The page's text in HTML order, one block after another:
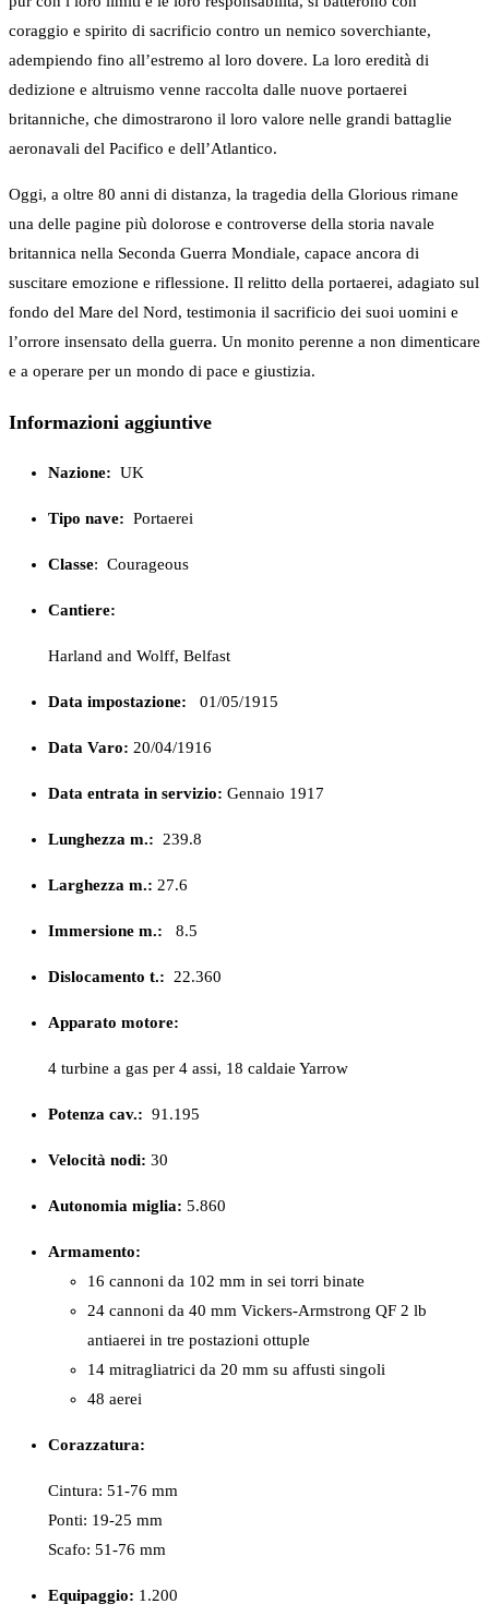
coraggio e spirito di sacrificio contro un nemico soverchiante,
adempiendo fino all’estremo al loro dovere. La loro eredità di
dedizione e altruismo venne raccolta dalle nuove portaerei
britanniche, che dimostrarono il loro valore nelle grandi battaglie
aeronavali del Pacifico e dell’Atlantico.
Oggi, a oltre 80 anni di distanza, la tragedia della Glorious rimane
una delle pagine più dolorose e controverse della storia navale
britannica nella Seconda Guerra Mondiale, capace ancora di
suscitare emozione e riflessione. Il relitto della portaerei, adagiato sul
fondo del Mare del Nord, testimonia il sacrificio dei suoi uomini e
l’orrore insensato della guerra. Un monito perenne a non dimenticare
e a operare per un mondo di pace e giustizia.
Informazioni aggiuntive
Nazione: UK
Tipo nave: Portaerei
Classe: Courageous
Cantiere:
Harland and Wolff, Belfast
Data impostazione: 01/05/1915
Data Varo: 20/04/1916
Data entrata in servizio: Gennaio 1917
Lunghezza m.: 239.8
Larghezza m.: 27.6
Immersione m.: 8.5
Dislocamento t.: 22.360
Apparato motore:
4 turbine a gas per 4 assi, 18 caldaie Yarrow
Potenza cav.: 91.195
Velocità nodi: 30
Autonomia miglia: 5.860
Armamento:
16 cannoni da 102 mm in sei torri binate
24 cannoni da 40 mm Vickers-Armstrong QF 2 lb
antiaerei in tre postazioni ottuple
14 mitragliatrici da 20 mm su affusti singoli
48 aerei
Corazzatura:
Cintura: 51-76 mm
Ponti: 19-25 mm
Scafo: 51-76 mm
Equipaggio: 1.200